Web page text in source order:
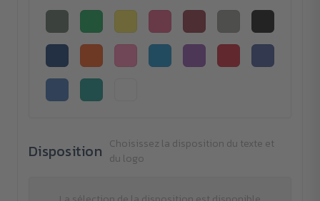
Disposition Choisissez la disposition du texte et
du logo